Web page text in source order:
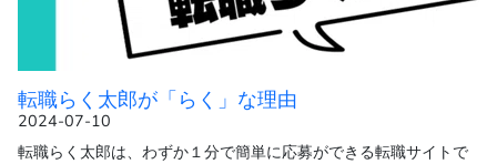
転職らく太郎が「らく」な理由
2024-07-10
転職らく太郎は、わずか１分で簡単に応募ができる転職サイトで